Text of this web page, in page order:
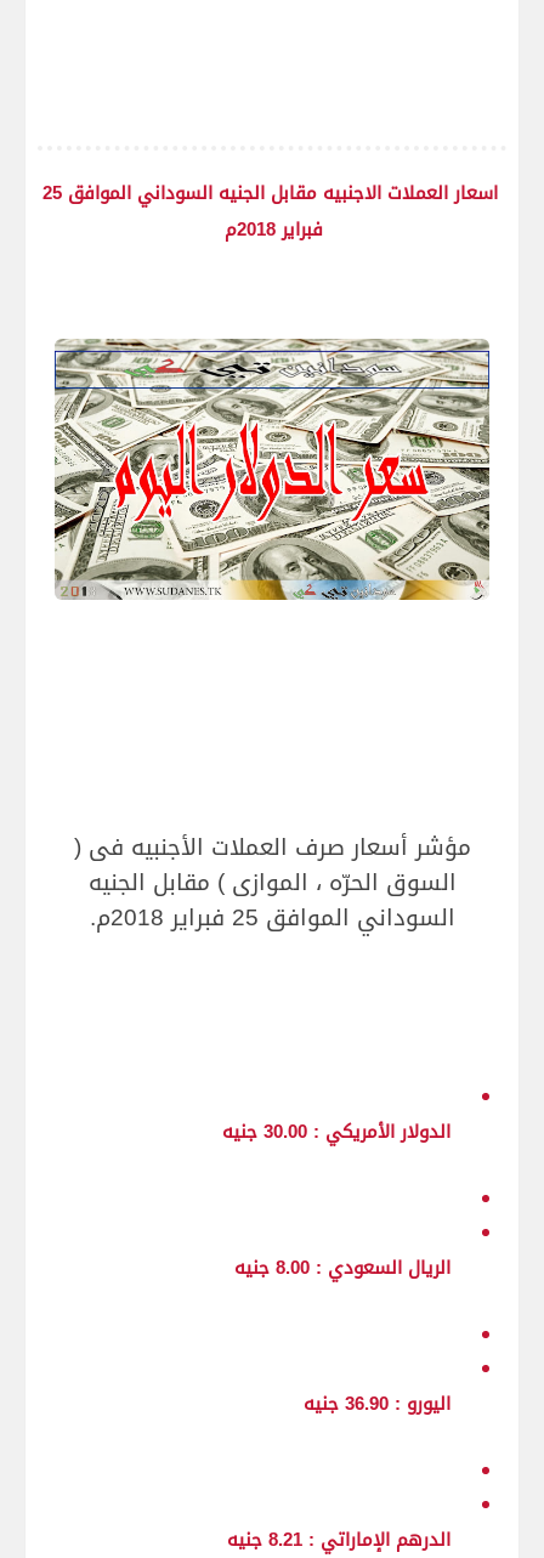
اسعار العملات الاجنبيه مقابل الجنيه السوداني الموافق 25
فبراير 2018م
مؤشر أسعار صرف العملات الأجنبيه في (
السوق الحرّه ، الموازي ) مقابل الجنيه
السوداني الموافق 25 فبراير 2018م.
الدولار الأمريكي : 30.00 جنيه
الريال السعودي : 8.00 جنيه
اليورو : 36.90 جنيه
الدرهم الإماراتي : 8.21 جنيه